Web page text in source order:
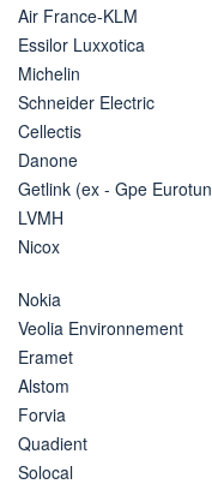
Air France-KLM
Essilor Luxxotica
Michelin
Schneider Electric
Cellectis
Danone
Getlink (ex - Gpe
LVMH
Nicox
Nokia
Veolia Environnement
Eramet
Alstom
Forvia
Quadient
Solocal